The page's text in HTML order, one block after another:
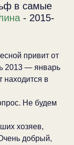
в самые
- 2015-
привит от
2013 — январь
находится в
Не будем
хозяев,
добрый,